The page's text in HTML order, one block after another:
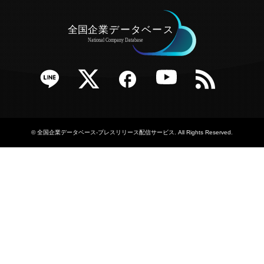
Twitter Facebook YouTube RSS
©全国企業データベース-プレスリリース配信サービス . All Rights Reserved.